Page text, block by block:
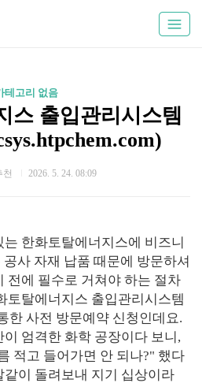
테고리 없음
스 출입관리시스템
천 2026. 5. 24. 08:09
한화토탈에너지스에 비즈니
사 자재 납품 때문에 방문하셔
전에 필수로 거쳐야 하는 절차
토탈에너지스 출입관리시스템
한 사전 방문예약 신청인데요.
엄격한 화학 공장이다 보니,
적고 들어가면 안 되나?" 했다
이 돌려보내 지기 십상이라